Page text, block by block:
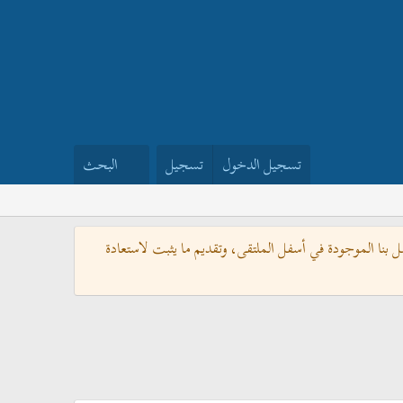
تسجيل الدخول تسجيل البحث
الموجودة في أسفل الملتقى، وتقديم ما يثبت لاستعادة